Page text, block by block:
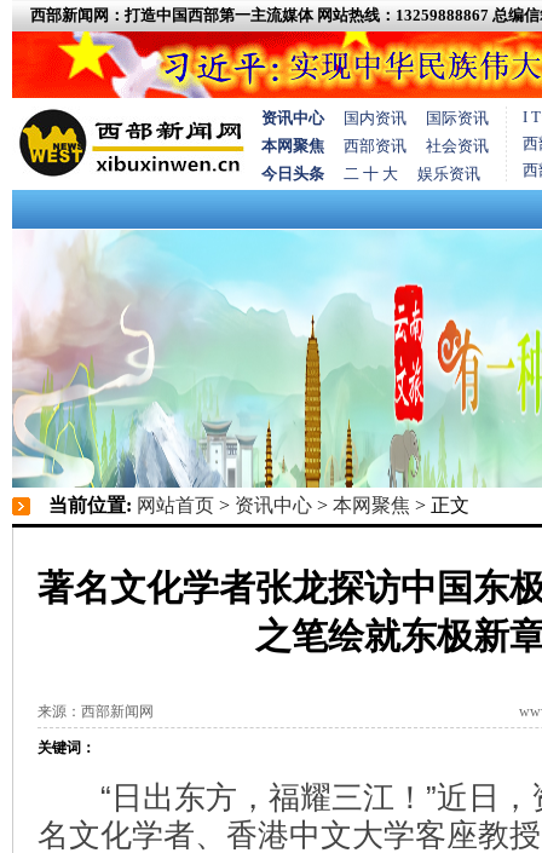
西部新闻网：打造中国西部第一主流媒体 网站热线：13259888867 总编信
资讯中心 国内资讯
国际资讯
本网聚焦
西部资讯
社会资讯
今日头条
二 十 大 娱乐资讯
I
西
西
当前位置: 网站首页 > 资讯中心 > 本网聚焦 > 正文
著名文化学者张龙探访中国东
之笔绘就东极新
来源：西部新闻网
关键词：
“日出东方，福耀三江！”近日，
名文化学者、香港中文大学客座教